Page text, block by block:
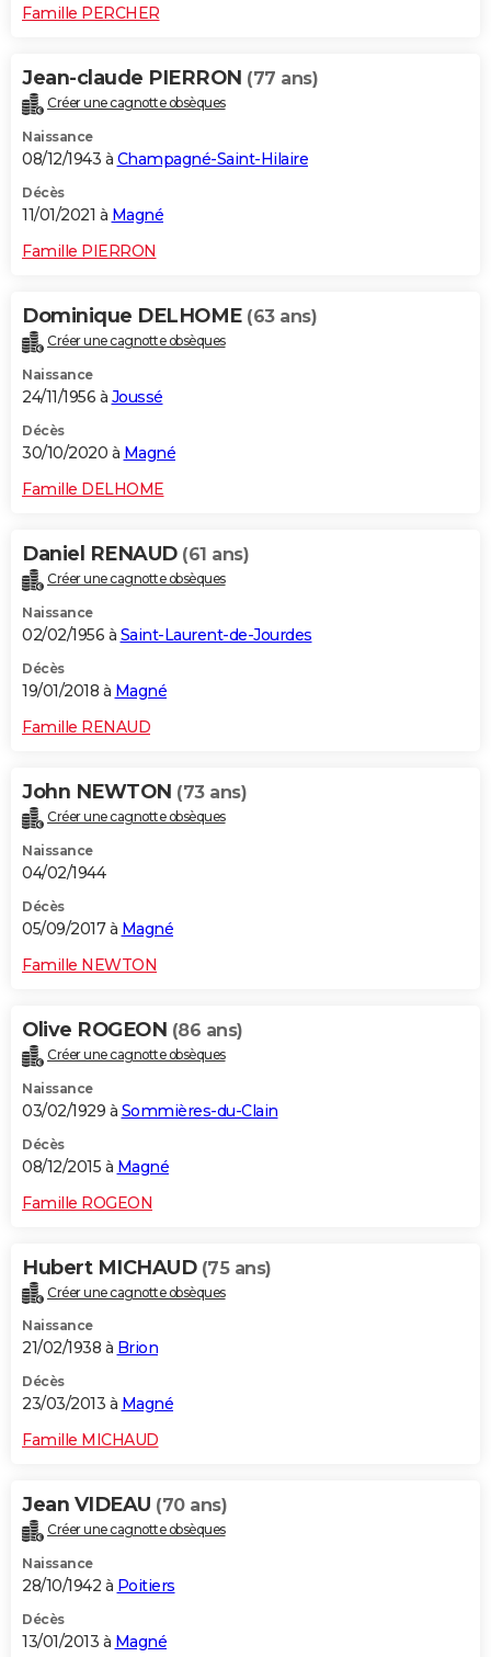
Famille PERCHER
Jean-claude PIERRON (77 ans)
Créer une cagnotte obsèques
Naissance
08/12/1943 à Champagné-Saint-Hilaire
Décès
11/01/2021 à Magné
Famille PIERRON
Dominique DELHOME (63 ans)
Créer une cagnotte obsèques
Naissance
24/11/1956 à Joussé
Décès
30/10/2020 à Magné
Famille DELHOME
Daniel RENAUD (61 ans)
Créer une cagnotte obsèques
Naissance
02/02/1956 à Saint-Laurent-de-Jourdes
Décès
19/01/2018 à Magné
Famille RENAUD
John NEWTON (73 ans)
Créer une cagnotte obsèques
Naissance
04/02/1944
Décès
05/09/2017 à Magné
Famille NEWTON
Olive ROGEON (86 ans)
Créer une cagnotte obsèques
Naissance
03/02/1929 à Sommières-du-Clain
Décès
08/12/2015 à Magné
Famille ROGEON
Hubert MICHAUD (75 ans)
Créer une cagnotte obsèques
Naissance
21/02/1938 à Brion
Décès
23/03/2013 à Magné
Famille MICHAUD
Jean VIDEAU (70 ans)
Créer une cagnotte obsèques
Naissance
28/10/1942 à Poitiers
Décès
13/01/2013 à Magné